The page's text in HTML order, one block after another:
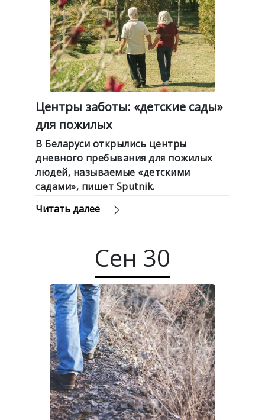
Центры заботы: «детские сады»
для пожилых
В Беларуси открылись центры
дневного пребывания для пожилых
людей, называемые «детскими
садами», пишет Sputnik.
Читать далее
Сен 30